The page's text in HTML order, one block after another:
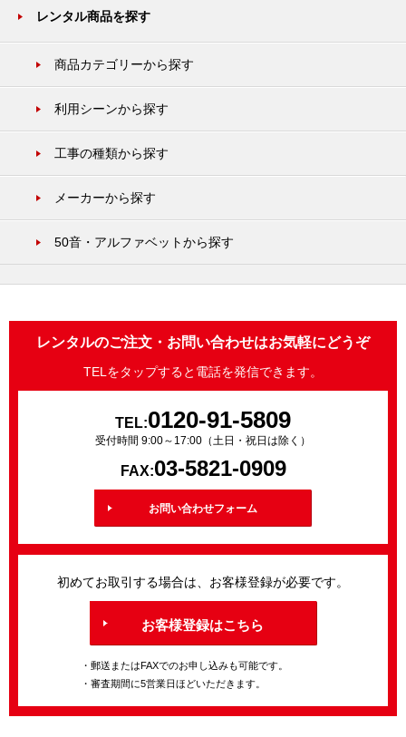
レンタル商品を探す
商品カテゴリーから探す
利用シーンから探す
工事の種類から探す
メーカーから探す
50音・アルファベットから探す
レンタルのご注文・お問い合わせはお気軽にどうぞ
TELをタップすると電話を発信できます。
TEL:0120-91-5809
受付時間 9:00～17:00（土日・祝日は除く）
FAX:03-5821-0909
お問い合わせフォーム
初めてお取引する場合は、お客様登録が必要です。
お客様登録はこちら
・郵送またはFAXでのお申し込みも可能です。
・審査期間に5営業日ほどいただきます。